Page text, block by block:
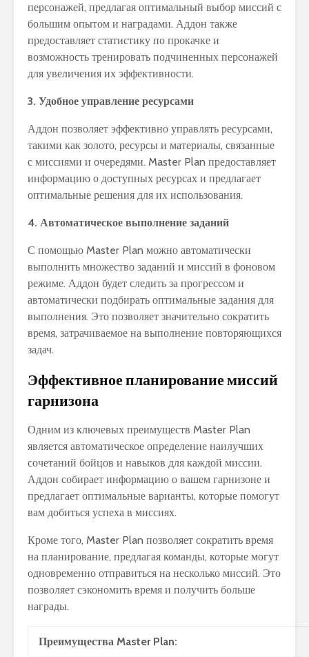
персонажей, предлагая оптимальный выбор миссий с
большим опытом и наградами. Аддон также
предоставляет статистику по прокачке и
возможность тренировать подчиненных персонажей
для увеличения их эффективности.
3. Удобное управление ресурсами
Аддон позволяет эффективно управлять ресурсами,
такими как золото, ресурсы и материалы, связанные
с миссиями и очередями. Master Plan предоставляет
информацию о доступных ресурсах и предлагает
оптимальные решения для их использования.
4. Автоматическое выполнение заданий
С помощью Master Plan можно автоматически
выполнить множество заданий и миссий в фоновом
режиме. Аддон будет следить за прогрессом и
автоматически подбирать оптимальные задания для
выполнения. Это позволяет значительно сократить
время, затрачиваемое на выполнение повторяющихся
задач.
Эффективное планирование миссий
гарнизона
Одним из ключевых преимуществ Master Plan
является автоматическое определение наилучших
сочетаний бойцов и навыков для каждой миссии.
Аддон собирает информацию о вашем гарнизоне и
предлагает оптимальные варианты, которые помогут
вам добиться успеха в миссиях.
Кроме того, Master Plan позволяет сократить время
на планирование, предлагая команды, которые могут
одновременно отправиться на несколько миссий. Это
позволяет сэкономить время и получить больше
награды.
Преимущества Master Plan: